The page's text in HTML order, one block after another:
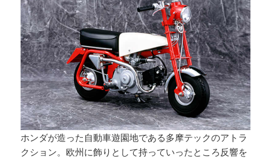
ホンダが造った自動車遊園地である多摩テックのアトラ
クション。欧州に飾りとして持っていったところ反響を